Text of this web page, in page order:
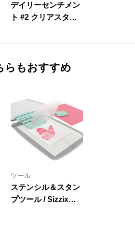
デイリーセンチメン
ト #2 クリアスタン
Sentiments #2 –
Set 14PK by Lisa
らもおすすめ
ツール
ステンシル＆スタン
プツール / Sizzix